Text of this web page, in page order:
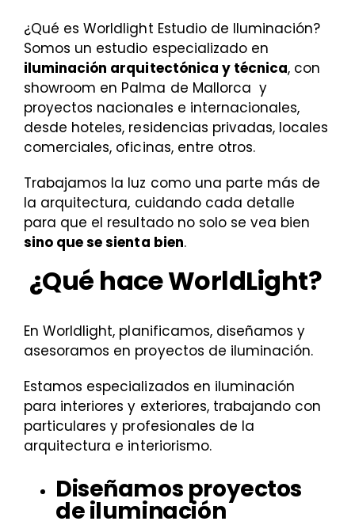
¿Qué es Worldlight Estudio de Iluminación?
Somos un estudio especializado en
iluminación arquitectónica y técnica, con
showroom en Palma de Mallorca y
proyectos nacionales e internacionales,
desde hoteles, residencias privadas, locales
comerciales, oficinas, entre otros.
Trabajamos la luz como una parte más de
la arquitectura, cuidando cada detalle
para que el resultado no solo se vea bien
sino que se sienta bien.
¿Qué hace WorldLight?
En Worldlight, planificamos, diseñamos y
asesoramos en proyectos de iluminación.
Estamos especializados en iluminación
para interiores y exteriores, trabajando con
particulares y profesionales de la
arquitectura e interiorismo.
Diseñamos proyectos
de iluminación